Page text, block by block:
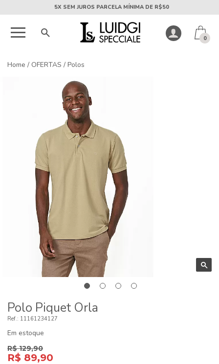
5X SEM JUROS PARCELA MÍNIMA DE R$50
0
Home / OFERTAS / Polos
Polo Piquet Orla
11161234127
Em estoque
R$ 129,90
R$ 89,90